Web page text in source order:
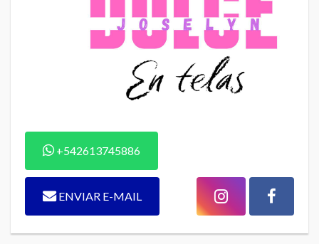
+542613745886
ENVIAR E-MAIL